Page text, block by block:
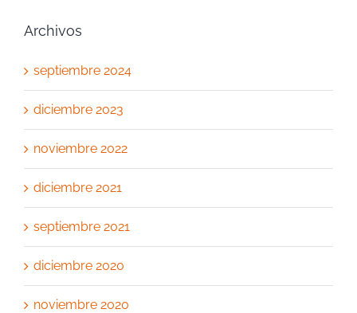
Archivos
septiembre 2024
diciembre 2023
noviembre 2022
diciembre 2021
septiembre 2021
diciembre 2020
noviembre 2020